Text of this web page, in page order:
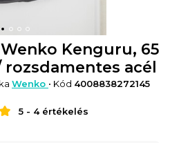
Kenguru, 65
rozsdamentes acél
Wenko • Kód 4008838272145
5- 4értékelés